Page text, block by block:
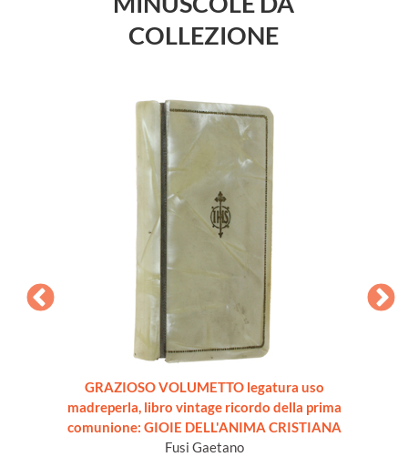
COLLEZIONE
GRAZIOSO VOLUMETTO legatura uso
madreperla, libro vintage ricordo della prima
comunione: GIOIE DELL'ANIMA CRISTIANA
Fusi Gaetano